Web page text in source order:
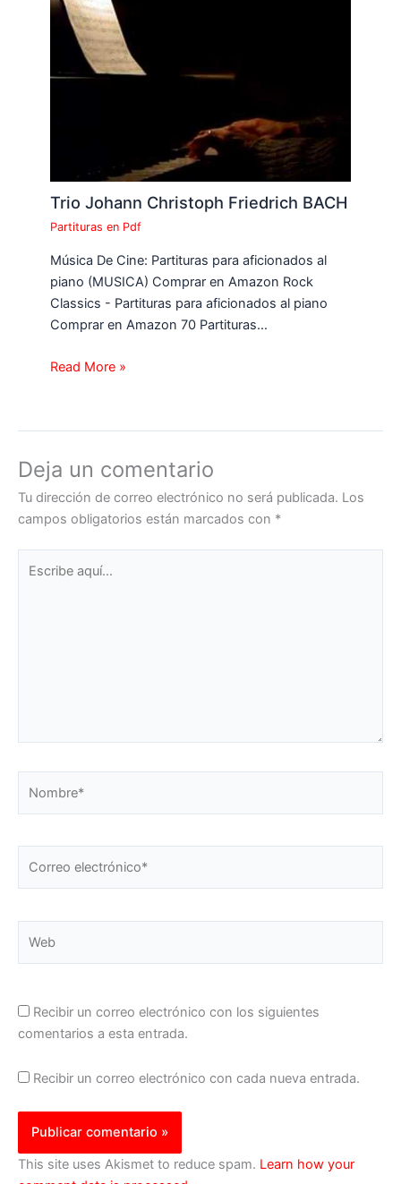
Trio Johann Christoph Friedrich BACH
Partituras en Pdf
Música De Cine: Partituras para aficionados al
piano (MUSICA) Comprar en Amazon Rock
Classics - Partituras para aficionados al piano
Comprar en Amazon 70 Partituras…
Read More »
Deja un comentario
Tu dirección de correo electrónico no será publicada. Los
campos obligatorios están marcados con *
aquí...
Recibir un correo electrónico con los siguientes
comentarios a esta entrada.
Recibir un correo electrónico con cada nueva entrada.
This site uses Akismet to reduce spam. Learn how your